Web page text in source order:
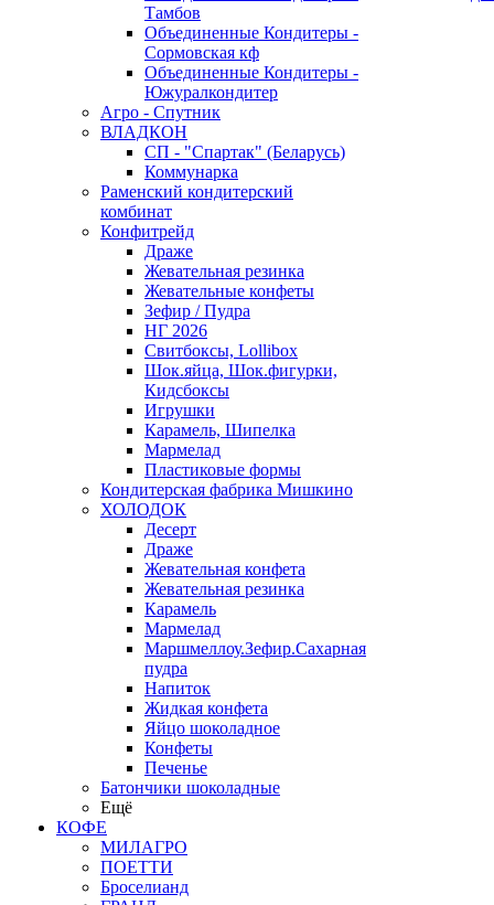
Тамбов
Объединенные Кондитеры -
Сормовская кф
Объединенные Кондитеры -
Южуралкондитер
Агро - Спутник
ВЛАДКОН
СП - "Спартак" (Беларусь)
Коммунарка
Раменский кондитерский
комбинат
Конфитрейд
Драже
Жевательная резинка
Жевательные конфеты
Зефир / Пудра
НГ 2026
Свитбоксы, Lollibox
Шок.яйца, Шок.фигурки,
Кидсбоксы
Игрушки
Карамель, Шипелка
Мармелад
Пластиковые формы
Кондитерская фабрика Мишкино
ХОЛОДОК
Десерт
Драже
Жевательная конфета
Жевательная резинка
Карамель
Мармелад
Маршмеллоу.Зефир.Сахарная
пудра
Напиток
Жидкая конфета
Яйцо шоколадное
Конфеты
Печенье
Батончики шоколадные
Ещё
КОФЕ
МИЛАГРО
ПОЕТТИ
Броселианд